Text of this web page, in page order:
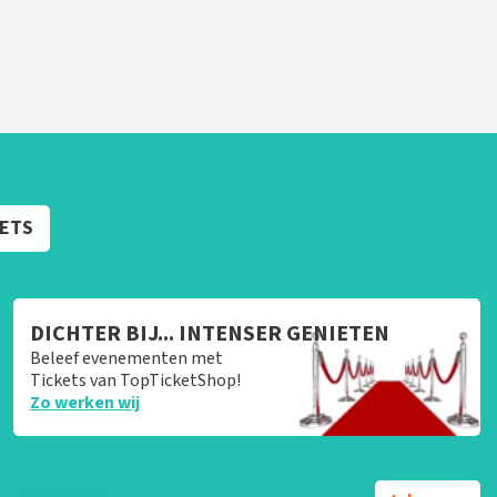
DICHTER BIJ... INTENSER GENIETEN
Beleef evenementen met
Tickets van TopTicketShop!
Zo werken wij